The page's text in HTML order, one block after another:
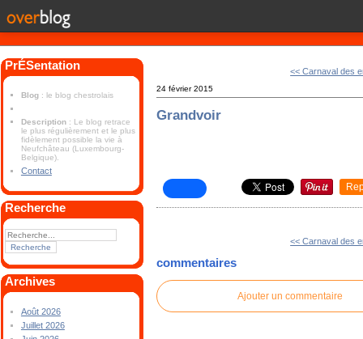
PrÉSentation
Blog : le blog chestrolais
Description : Le blog retrace
le plus régulièrement et le plus
fidèlement possible la vie à
Neufchâteau (Luxembourg-
Belgique).
Contact
Recherche
Archives
Août 2026
Juillet 2026
<< Carnaval des
24 février 2015
Grandvoir
<< Carnaval des
commentaires
Ajouter un commentaire